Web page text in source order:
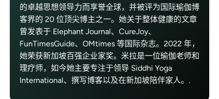
的卓越思想领导力而享誉全球，并被评为国际瑜伽博
客界的 20 位顶尖博主之一。她关于整体健康的文章
曾发表于 Elephant Journal、CureJoy、
FunTimesGuide、OMtimes 等国际杂志。2022 年，
她荣获新加坡百强企业家奖。米拉是一位瑜伽老师和
理疗师，如今她主要专注于领导 Siddhi Yoga
International、撰写博客以及在新加坡陪伴家人。.